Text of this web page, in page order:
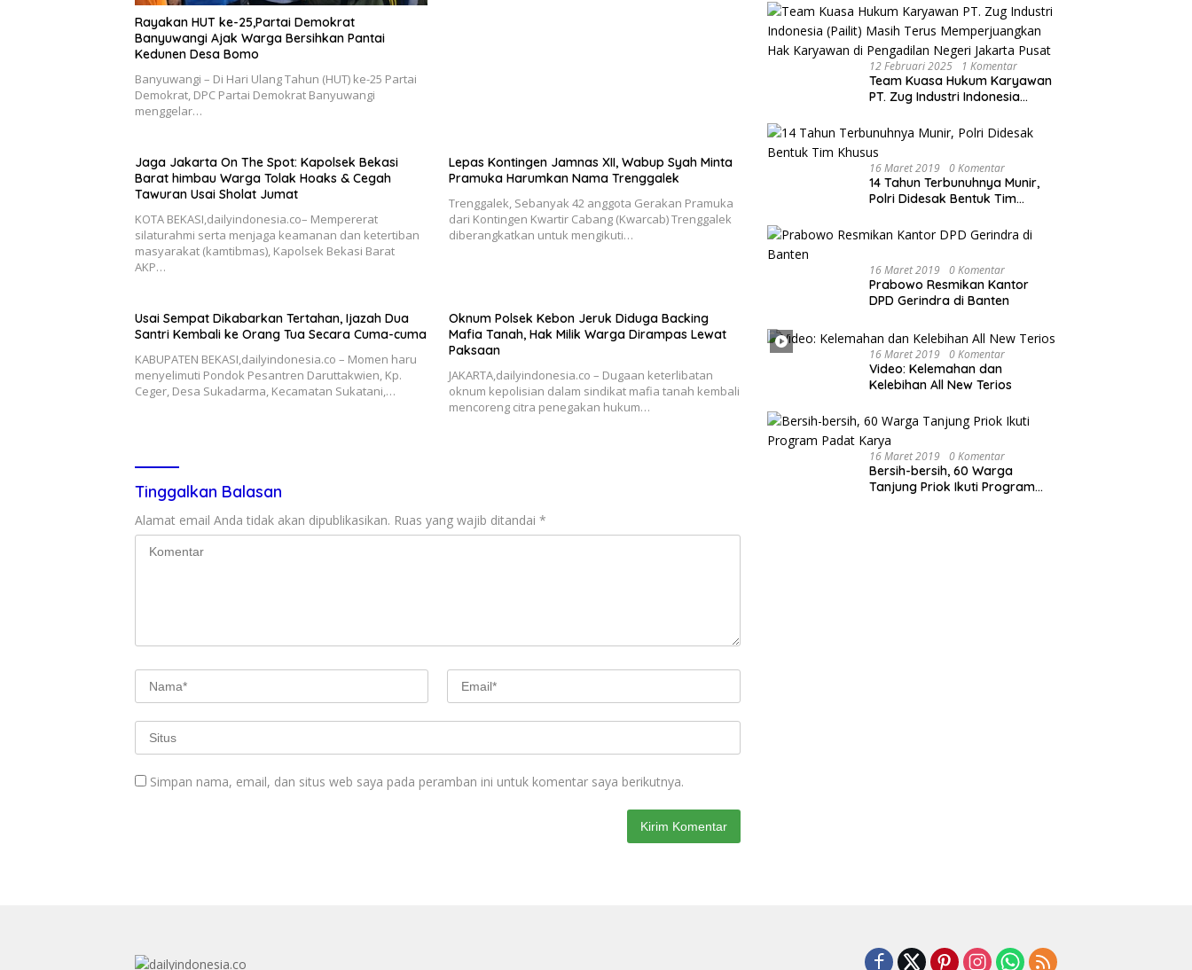
Rayakan HUT ke-25,Partai Demokrat
Banyuwangi Ajak Warga Bersihkan Pantai
Kedunen Desa Bomo
Banyuwangi – Di Hari Ulang Tahun (HUT) ke-25 Partai
Demokrat, DPC Partai Demokrat Banyuwangi
menggelar…
Jaga Jakarta On The Spot: Kapolsek Bekasi
Barat himbau Warga Tolak Hoaks & Cegah
Tawuran Usai Sholat Jumat
KOTA BEKASI,dailyindonesia.co– Mempererat
silaturahmi serta menjaga keamanan dan ketertiban
masyarakat (kamtibmas), Kapolsek Bekasi Barat
AKP…
Lepas Kontingen Jamnas XII, Wabup Syah Minta
Pramuka Harumkan Nama Trenggalek
Trenggalek, Sebanyak 42 anggota Gerakan Pramuka
dari Kontingen Kwartir Cabang (Kwarcab) Trenggalek
diberangkatkan untuk mengikuti…
Usai Sempat Dikabarkan Tertahan, Ijazah Dua
Santri Kembali ke Orang Tua Secara Cuma-cuma
KABUPATEN BEKASI,dailyindonesia.co – Momen haru
menyelimuti Pondok Pesantren Daruttakwien, Kp.
Ceger, Desa Sukadarma, Kecamatan Sukatani,…
Oknum Polsek Kebon Jeruk Diduga Backing
Mafia Tanah, Hak Milik Warga Dirampas Lewat
Paksaan
JAKARTA,dailyindonesia.co – Dugaan keterlibatan
oknum kepolisian dalam sindikat mafia tanah kembali
mencoreng citra penegakan hukum…
Tinggalkan Balasan
Alamat email Anda tidak akan dipublikasikan. Ruas yang wajib ditandai *
Simpan nama, email, dan situs web saya pada peramban ini untuk komentar saya berikutnya.
Pengaduan ke Mahkamah
Agung RI
12 Februari 2025 1 Komentar
Team Kuasa Hukum Karyawan
PT. Zug Industri Indonesia
Memperjuangkan Hak
Karyawan di Pengadilan Negeri
Jakarta Pusat
16 Maret 2019 0 Komentar
14 Tahun Terbunuhnya Munir,
Polri Didesak Bentuk Tim
16 Maret 2019 0 Komentar
Prabowo Resmikan Kantor
DPD Gerindra di Banten
16 Maret 2019 0 Komentar
Video: Kelemahan dan
Kelebihan All New Terios
16 Maret 2019 0 Komentar
Bersih-bersih, 60 Warga
Tanjung Priok Ikuti Program